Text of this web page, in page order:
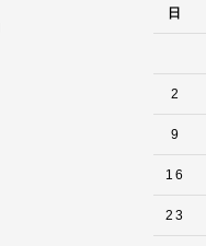
日
2
9
16
23